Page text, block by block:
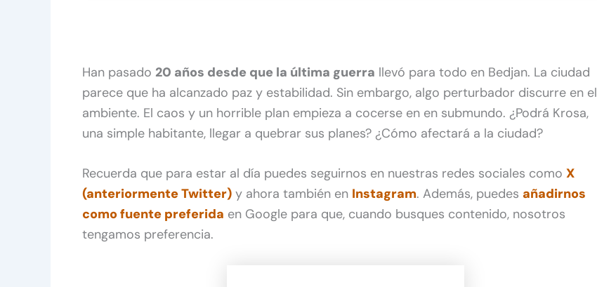
Han pasado 20 años desde que la última guerra llevó para todo en Bedjan. La ciudad
parece que ha alcanzado paz y estabilidad. Sin embargo, algo perturbador discurre en el
ambiente. El caos y un horrible plan empieza a cocerse en en submundo. ¿Podrá Krosa,
una simple habitante, llegar a quebrar sus planes? ¿Cómo afectará a la ciudad?
Recuerda que para estar al día puedes seguirnos en nuestras redes sociales como X
(anteriormente Twitter) y ahora también en Instagram. Además, puedes añadirnos
como fuente preferida en Google para que, cuando busques contenido, nosotros
tengamos preferencia.